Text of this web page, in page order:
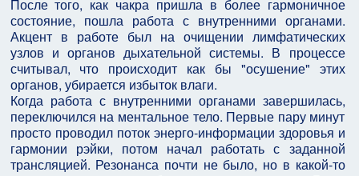
После того, как чакра пришла в более гармоничное
состояние, пошла работа с внутренними органами.
Акцент в работе был на очищении лимфатических
узлов и органов дыхательной системы. В процессе
считывал, что происходит как бы "осушение" этих
органов, убирается избыток влаги.
Когда работа с внутренними органами завершилась,
переключился на ментальное тело. Первые пару минут
просто проводил поток энерго-информации здоровья и
гармонии рэйки, потом начал работать с заданной
трансляцией. Резонанса почти не было, но в какой-то